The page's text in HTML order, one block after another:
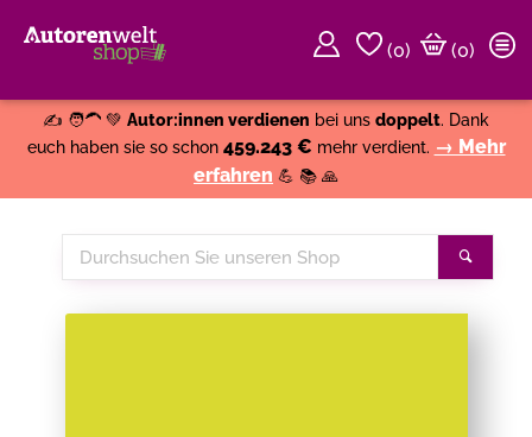
(0)
(0)
✍️ 🧑‍🦱 💚 Autor:innen verdienen bei uns doppelt. Dank
euch haben sie so schon 459.243 € mehr verdient. → Mehr
erfahren 💪 📚 🙏
Durchsuchen
Sie